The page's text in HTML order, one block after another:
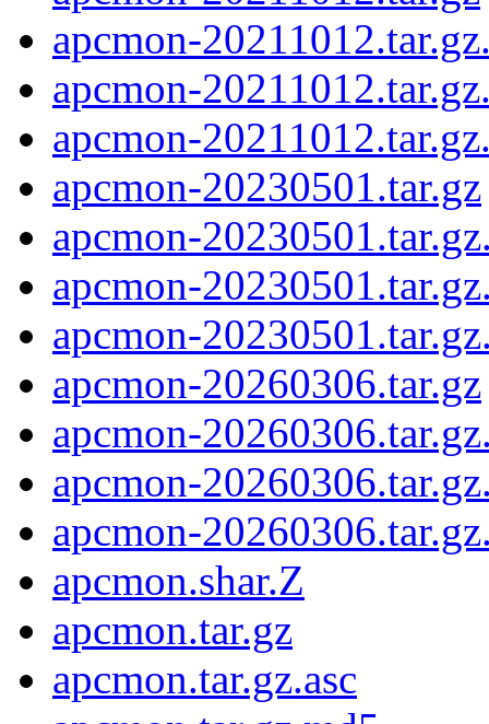
apcmon-
apcmon-
apcmon-
apcmon-20230501.tar.gz
apcmon-
apcmon-
apcmon-
apcmon-20260306.tar.gz
apcmon-
apcmon-
apcmon-
apcmon.shar.Z
apcmon.tar.gz
apcmon.tar.gz.asc